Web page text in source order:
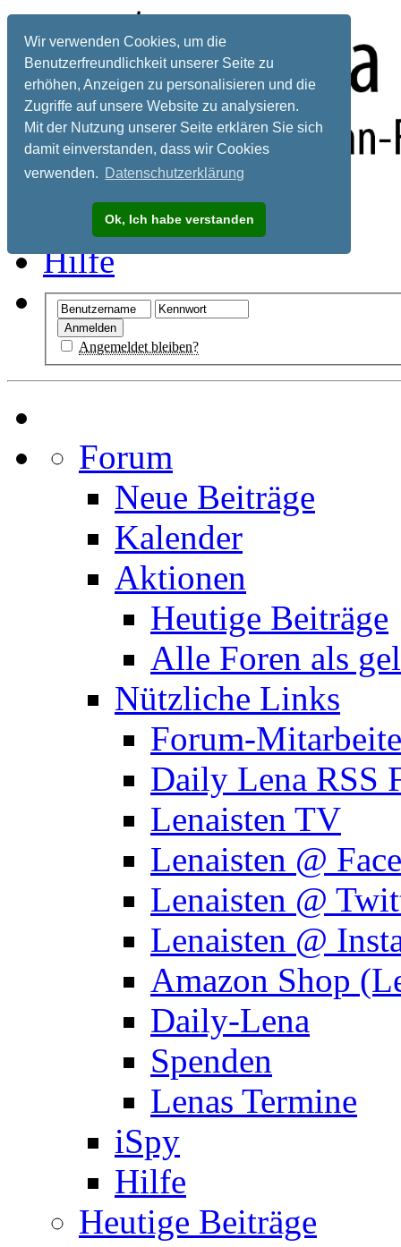
Wir verwenden Cookies, um die
Benutzerfreundlichkeit unserer Seite zu
erhöhen, Anzeigen zu personalisieren und die
Zugriffe auf unsere Website zu analysieren.
Mit der Nutzung unserer Seite erklären Sie sich
damit einverstanden, dass wir Cookies
verwenden. Datenschutzerklärung
Ok, Ich habe verstanden
Registrieren
Hilfe
Angemeldet bleiben?
Forum
Neue Beiträge
Kalender
Aktionen
Heutige Beiträge
Alle Foren als
Nützliche Links
Forum-
Daily Lena RSS
Lenaisten TV
Lenaisten @
Lenaisten @
Lenaisten @
Amazon Shop
Daily-Lena
Spenden
Lenas Termine
iSpy
Hilfe
Heutige Beiträge